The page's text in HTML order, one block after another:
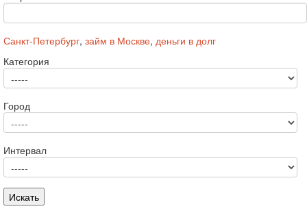
Санкт-Петербург, займ в Москве, деньги в долг
Категория
Город
Интервал